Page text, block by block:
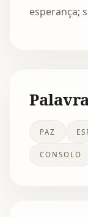
esperança;
PAZ
CONSOLO